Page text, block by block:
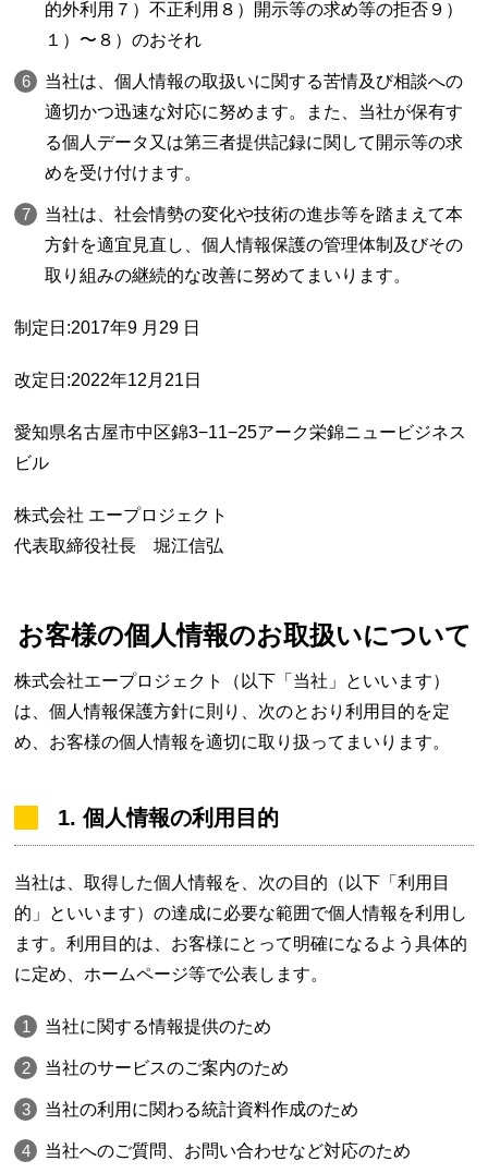
的外利用７）不正利用８）開示等の求め等の拒否９）
１）〜８）のおそれ
当社は、個人情報の取扱いに関する苦情及び相談への
適切かつ迅速な対応に努めます。また、当社が保有す
る個人データ又は第三者提供記録に関して開示等の求
めを受け付けます。
当社は、社会情勢の変化や技術の進歩等を踏まえて本
方針を適宜見直し、個人情報保護の管理体制及びその
取り組みの継続的な改善に努めてまいります。
制定日:2017年9 月29 日
改定日:2022年12月21日
愛知県名古屋市中区錦3−11−25アーク栄錦ニュービジネス
ビル
株式会社 エープロジェクト
代表取締役社長 堀江信弘
お客様の個人情報のお取扱いについて
株式会社エープロジェクト（以下「当社」といいます）
は、個人情報保護方針に則り、次のとおり利用目的を定
め、お客様の個人情報を適切に取り扱ってまいります。
1. 個人情報の利用目的
当社は、取得した個人情報を、次の目的（以下「利用目
的」といいます）の達成に必要な範囲で個人情報を利用し
ます。利用目的は、お客様にとって明確になるよう具体的
に定め、ホームページ等で公表します。
当社に関する情報提供のため
当社のサービスのご案内のため
当社の利用に関わる統計資料作成のため
当社へのご質問、お問い合わせなど対応のため